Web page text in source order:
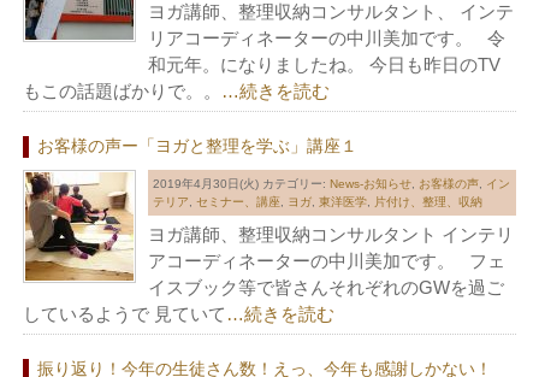
ヨガ講師、整理収納コンサルタント、 インテ
リアコーディネーターの中川美加です。 令
和元年。になりましたね。 今日も昨日のTV
もこの話題ばかりで。。 …続きを読む
お客様の声ー「ヨガと整理を学ぶ」講座１
2019年4月30日(火) カテゴリー: News-お知らせ, お客様の声, イン
テリア,セミナー、講座, ヨガ,東洋医学, 片付け、整理、収納
ヨガ講師、整理収納コンサルタント インテリ
アコーディネーターの中川美加です。 フェ
イスブック等で皆さんそれぞれのGWを過ご
しているようで 見ていて …続きを読む
振り返り！今年の生徒さん数！えっ、今年も感謝しかない！